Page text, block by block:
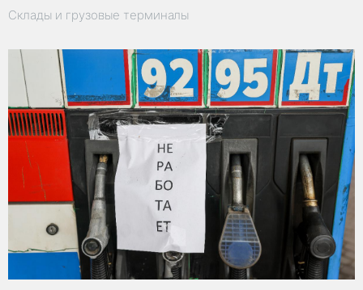
Склады и грузовые терминалы